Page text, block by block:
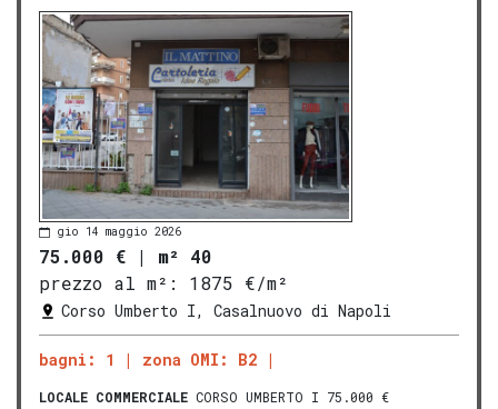
gio 14 maggio 2026
75.000 € | m² 40
prezzo al m²:
1875 €/m²
Corso Umberto I, Casalnuovo di Napoli
bagni: 1 zona OMI: B2
LOCALE COMMERCIALE CORSO UMBERTO I 75.000 €